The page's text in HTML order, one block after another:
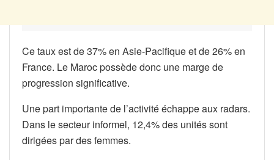
Ce taux est de 37% en Asie-Pacifique et de 26% en
France. Le Maroc possède donc une marge de
progression significative.
Une part importante de l’activité échappe aux radars.
Dans le secteur informel, 12,4% des unités sont
dirigées par des femmes.